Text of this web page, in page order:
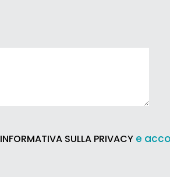
INFORMATIVA SULLA PRIVACY e